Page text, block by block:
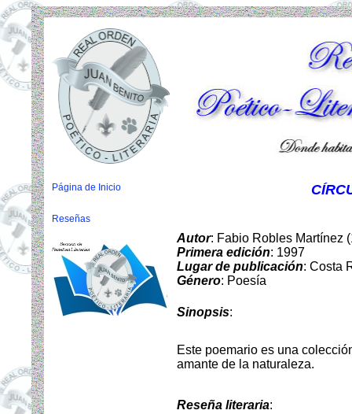
Página de Inicio
Reseñas
Autor: Fabio Robles Martínez
Primera edición: 1997
Lugar de publicación: Costa
Género: Poesía
Sinopsis:
Este poemario es una
amante de la naturaleza.
Reseña literaria: